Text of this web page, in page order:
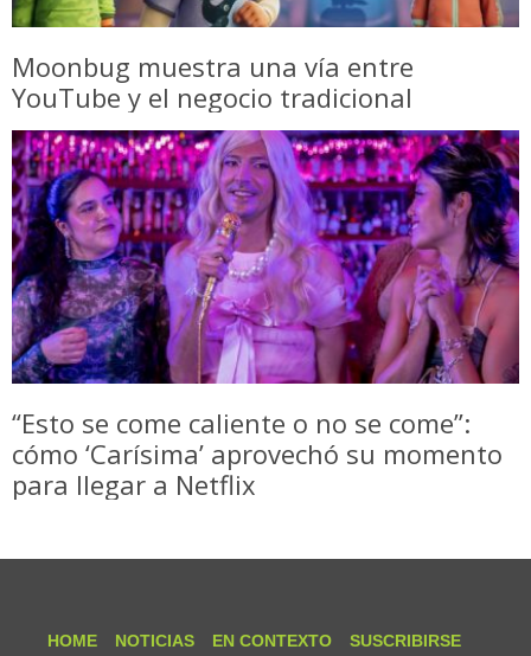
Moonbug muestra una vía entre
YouTube y el negocio tradicional
“Esto se come caliente o no se come”:
cómo ‘Carísima’ aprovechó su momento
para llegar a Netflix
HOME NOTICIAS EN CONTEXTO SUSCRIBIRSE